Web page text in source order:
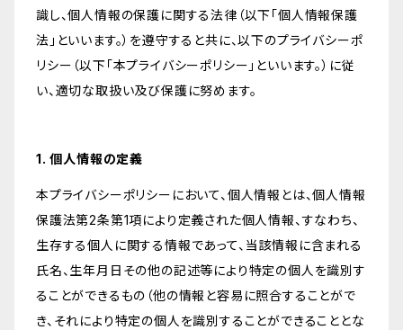
識し、個人情報の保護に関する法律（以下「個人情報保護
法」といいます。）を遵守すると共に、以下のプライバシーポ
リシー（以下「本プライバシーポリシー」といいます。）に従
い、適切な取扱い及び保護に努めます。
1. 個人情報の定義
本プライバシーポリシーにおいて、個人情報とは、個人情報
保護法第2条第1項により定義された個人情報、すなわち、
生存する個人に関する情報であって、当該情報に含まれる
氏名、生年月日その他の記述等により特定の個人を識別す
ることができるもの（他の情報と容易に照合することがで
き、それにより特定の個人を識別することができることとな